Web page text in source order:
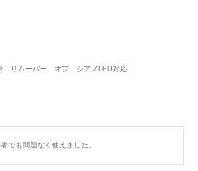
ク リムーバー オフ シアノLED対応
でも問題なく使えました。